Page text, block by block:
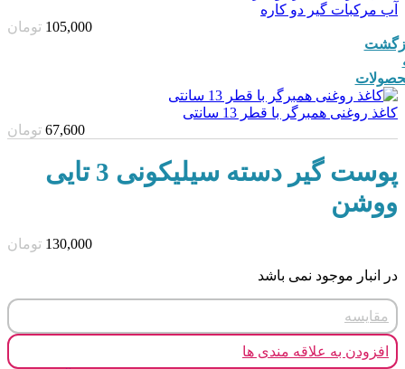
آب مرکبات گیر دو کاره
105,000 تومان
کاغذ روغنی همبرگر با قطر 13 سانتی
67,600 تومان
پوست گیر دسته سیلیکونی 3 تایی
ووشن
130,000 تومان
در انبار موجود نمی باشد
مقایسه
افزودن به علاقه مندی ها